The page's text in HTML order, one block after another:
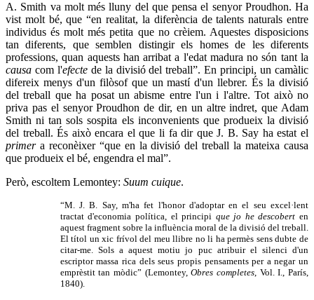
A. Smith va molt més lluny del que pensa el senyor Proudhon. Ha
vist molt bé, que “en realitat, la diferència de talents naturals entre
individus és molt més petita que no crèiem. Aquestes disposicions
tan diferents, que semblen distingir els homes de les diferents
professions, quan aquests han arribat a l'edat madura no són tant la
causa com l'efectede la divisió del treball”. En principi, un camàlic
difereix menys d'un filòsof que un mastí d'un llebrer. És la divisió
del treball que ha posat un abisme entre l'un i l'altre. Tot això no
priva pas el senyor Proudhon de dir, en un altre indret, que Adam
Smith ni tan sols sospita els inconvenients que produeix la divisió
del treball. És això encara el que li fa dir que J. B. Say ha estat el
primera reconèixer “que en la divisió del treball la mateixa causa
que produeix el bé, engendra el mal”.
Però, escoltem Lemontey: Suum cuique.
“M. J. B. Say, m'ha fet l'honor d'adoptar en el seu excel·lent
tractat d'economia política, el principi que jo he descobert en
aquest fragment sobre la influència moral de la divisió del treball.
El títol un xic frívol del meu llibre no li ha permès sens dubte de
citar-me. Sols a aquest motiu jo puc atribuir el silenci d'un
escriptor massa rica dels seus propis pensaments per a negar un
emprèstit tan mòdic” (Lemontey,Obres completes, Vol. I., París,
1840).